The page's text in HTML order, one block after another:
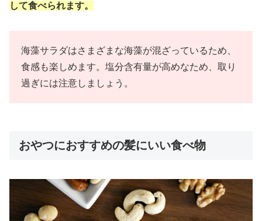
して食べられます。
海藻サラダはさまざまな海藻が混ざっているため、
食感も楽しめます。塩分含有量が高めなため、取り
過ぎには注意しましょう。
おやつにおすすめの髪にいい食べ物